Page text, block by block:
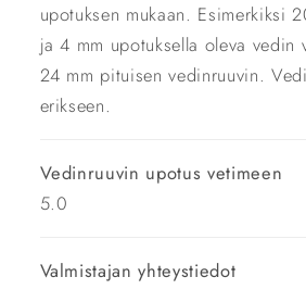
upotuksen mukaan. Esimerkiksi
ja 4 mm upotuksella oleva vedin
24 mm pituisen vedinruuvin.
erikseen.
Vedinruuvin upotus vetimeen
5.0
Valmistajan yhteystiedot